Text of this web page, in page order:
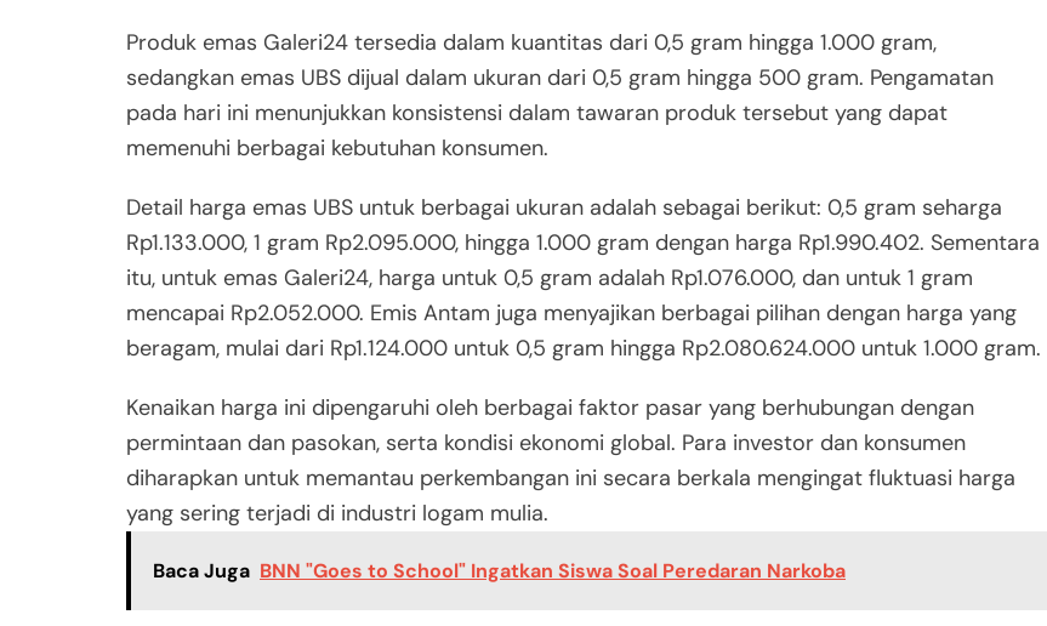
Produk emas Galeri24 tersedia dalam kuantitas dari 0,5 gram hingga 1.000 gram,
sedangkan emas UBS dijual dalam ukuran dari 0,5 gram hingga 500 gram. Pengamatan
pada hari ini menunjukkan konsistensi dalam tawaran produk tersebut yang dapat
memenuhi berbagai kebutuhan konsumen.
Detail harga emas UBS untuk berbagai ukuran adalah sebagai berikut: 0,5 gram seharga
Rp1.133.000, 1 gram Rp2.095.000, hingga 1.000 gram dengan harga Rp1.990.402. Sementara
itu, untuk emas Galeri24, harga untuk 0,5 gram adalah Rp1.076.000, dan untuk 1 gram
mencapai Rp2.052.000. Emis Antam juga menyajikan berbagai pilihan dengan harga yang
beragam, mulai dari Rp1.124.000 untuk 0,5 gram hingga Rp2.080.624.000 untuk 1.000 gram.
Kenaikan harga ini dipengaruhi oleh berbagai faktor pasar yang berhubungan dengan
permintaan dan pasokan, serta kondisi ekonomi global. Para investor dan konsumen
diharapkan untuk memantau perkembangan ini secara berkala mengingat fluktuasi harga
yang sering terjadi di industri logam mulia.
Baca Juga BNN "Goes to School" Ingatkan Siswa Soal Peredaran Narkoba